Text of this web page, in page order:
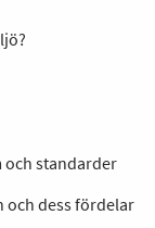
och standarder
och dess fördelar